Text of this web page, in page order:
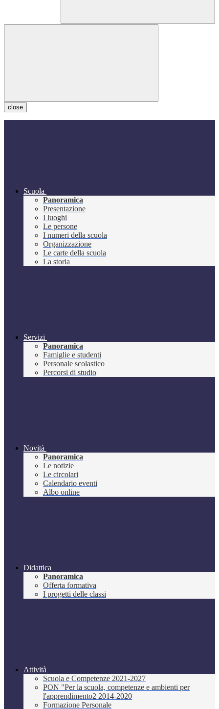
close
Scuola
Panoramica
Presentazione
I luoghi
Le persone
I numeri della scuola
Organizzazione
Le carte della scuola
La storia
Servizi
Panoramica
Famiglie e studenti
Personale scolastico
Percorsi di studio
Novità
Panoramica
Le notizie
Le circolari
Calendario eventi
Albo online
Didattica
Panoramica
Offerta formativa
I progetti delle classi
Attività
Scuola e Competenze 2021-2027
PON "Per la scuola, competenze e ambienti per
l'apprendimento2 2014-2020
Formazione Personale